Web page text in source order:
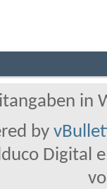
in
by
Digital